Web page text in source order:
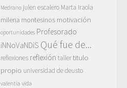
Medrano julen escalero Marta Iraola
milena montesinos motivación
oportunidades Profesorado
iNNoVaNDiS Qué fue de...
reflexiones reflexión tallertitulo
propio universidad de deusto
valentía vida